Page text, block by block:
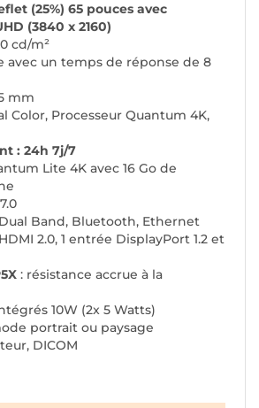
(25%) 65 pouces avec
(3840 x 2160)
cd/m²
avec un temps de réponse de 8
mm
Color, Processeur Quantum 4K,
: 24h 7j/7
Lite 4K avec 16 Go de
Band, Bluetooth, Ethernet
2.0, 1 entrée DisplayPort 1.2 et
: résistance accrue à la
10W (2x 5 Watts)
portrait ou paysage
DICOM